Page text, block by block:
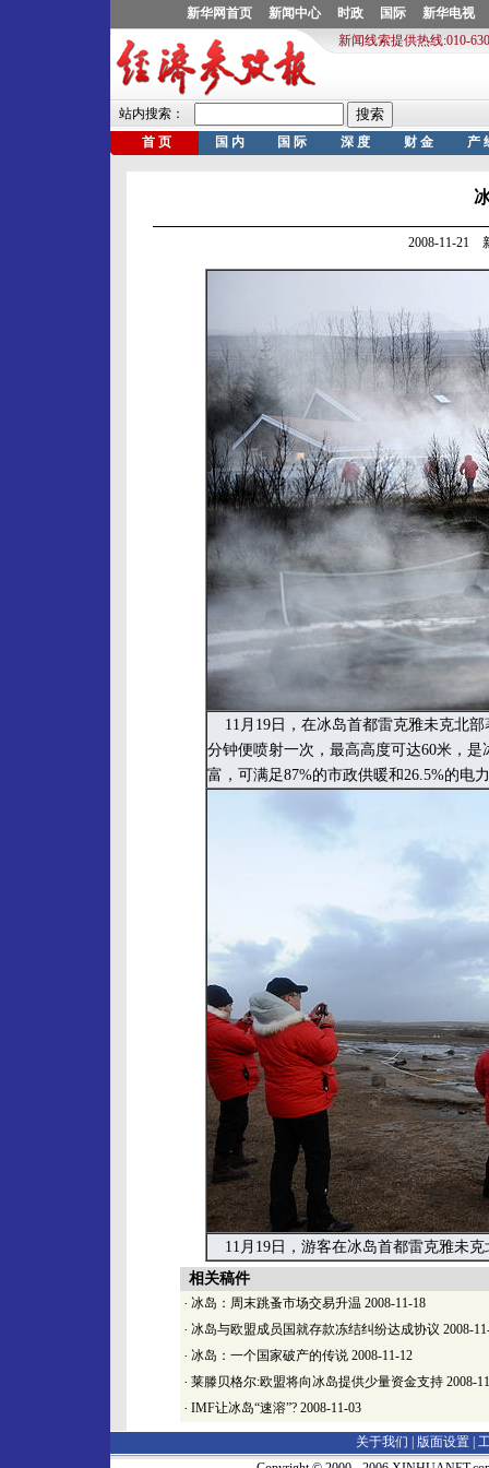
2008-11-21
11月19日，在冰岛首都雷克雅未克北
分钟便喷射一次，最高高度可达60米，
富，可满足87%的市政供暖和26.5%的电
11月19日，游客在冰岛首都雷克雅未克
相关稿件
· 冰岛：周末跳蚤市场交易升温 2008-11-18
· 冰岛与欧盟成员国就存款冻结纠纷达成协议 2008-
· 冰岛：一个国家破产的传说 2008-11-12
· 莱滕贝格尔:欧盟将向冰岛提供少量资金支持 2008-
· IMF让冰岛“速溶”? 2008-11-03
关于我们 | 版面设置